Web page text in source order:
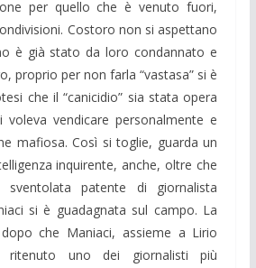
per quello che è venuto fuori,
Costoro non si aspettano
è già stato da loro condannato e
proprio per non farla “vastasa” si è
che il “canicidio” sia stata opera
voleva vendicare personalmente e
mafiosa. Così si toglie, guarda un
inquirente, anche, oltre che
sventolata patente di giornalista
si è guadagnata sul campo. La
che Maniaci, assieme a Lirio
uno dei giornalisti più